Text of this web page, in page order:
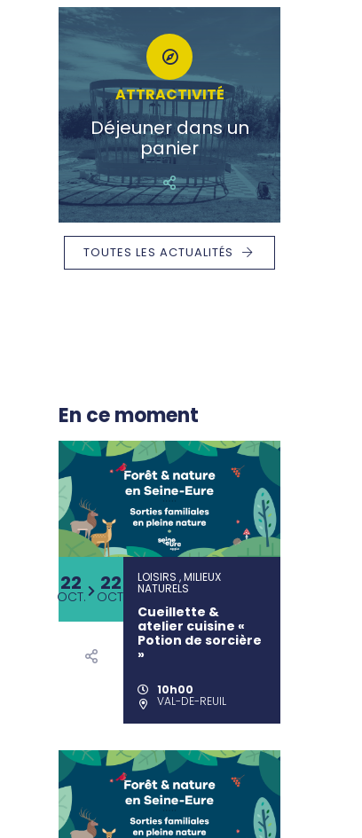
ATTRACTIVITÉ
Déjeuner dans un
panier
TOUTES LES ACTUALITÉS
En ce moment
22
OCT.
22
OCT.
LOISIRS , MILIEUX
NATURELS
Cueillette &
atelier cuisine «
Potion de sorcière
»
10h00
VAL-DE-REUIL